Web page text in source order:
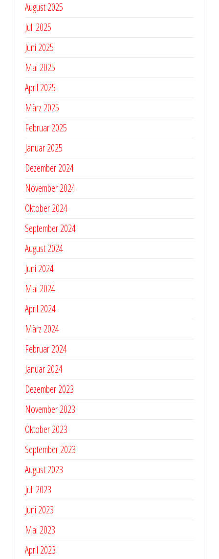
August 2025
Juli 2025
Juni 2025
Mai 2025
April 2025
März 2025
Februar 2025
Januar 2025
Dezember 2024
November 2024
Oktober 2024
September 2024
August 2024
Juni 2024
Mai 2024
April 2024
März 2024
Februar 2024
Januar 2024
Dezember 2023
November 2023
Oktober 2023
September 2023
August 2023
Juli 2023
Juni 2023
Mai 2023
April 2023